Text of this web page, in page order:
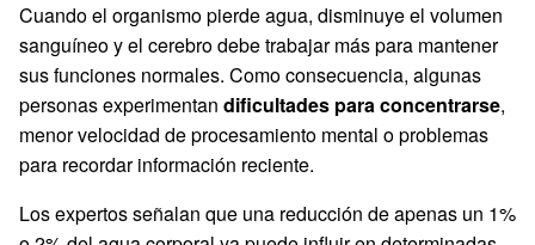
Cuando el organismo pierde agua, disminuye el volumen
sanguíneo y el cerebro debe trabajar más para mantener
sus funciones normales. Como consecuencia, algunas
personas experimentan dificultades para concentrarse,
menor velocidad de procesamiento mental o problemas
para recordar información reciente.
Los expertos señalan que una reducción de apenas un 1%